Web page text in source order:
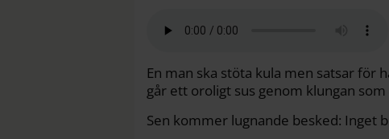
b
k
t
k
En man ska stöta kula men satsar för
går ett oroligt sus genom klungan
Sen kommer lugnande besked: Inget